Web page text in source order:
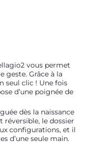
vous permet
geste. Grâce à la
seul clic ! Une fois
d’une poignée de
dès la naissance
réversible, le dossier
configurations, et il
d’une seule main.